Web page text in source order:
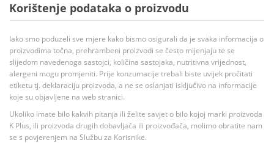
Korištenje podataka o proizvodu
Iako smo poduzeli sve mjere kako bismo osigurali da je svaka informacija o
proizvodima točna, prehrambeni proizvodi se često mijenjaju te se
slijedom navedenoga sastojci, količina sastojaka, nutritivna vrijednost,
alergeni mogu promjeniti. Prije konzumacije trebali biste uvijek pročitati
etiketu tj. deklaraciju proizvoda, a ne se oslanjati isključivo na informacije
koje su objavljene na web stranici.
Ukoliko imate bilo kakvih pitanja ili želite savjet o bilo kojoj marki proizvoda
K Plus, ili proizvoda drugih dobavljača ili proizvođača, molimo obratite nam
se s povjerenjem na Službu za Korisnike.